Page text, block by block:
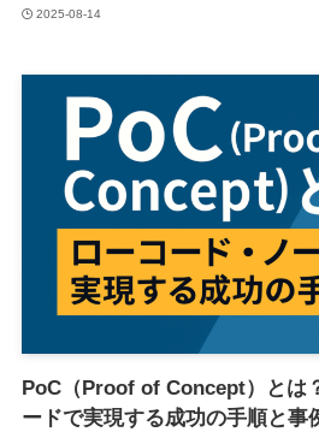
2025-08-14
PoC（Proof of Concept）とは
ードで実現する成功の手順と事